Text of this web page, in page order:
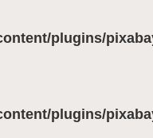
plugins/
plugins/